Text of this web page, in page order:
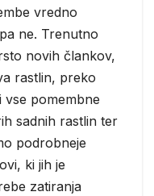
vredno
ne. Trenutno
novih člankov,
rastlin, preko
pomembne
sadnih rastlin ter
podrobneje
ki jih je
zatiranja